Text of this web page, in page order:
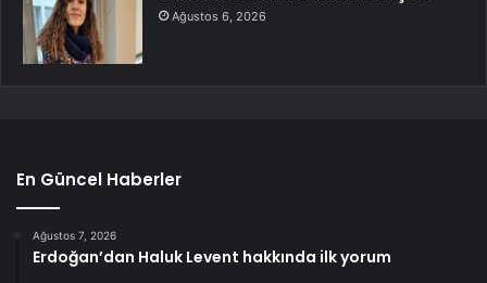
Ağustos 6, 2026
En Güncel Haberler
Ağustos 7, 2026
Erdoğan’dan Haluk Levent hakkında ilk yorum